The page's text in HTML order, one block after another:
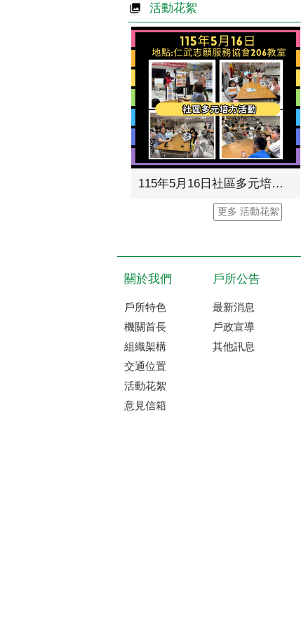
活動花絮
115年5月16日社區多元培力活動-檔案應用暨戶政業務宣導
更多 活動花絮
關於我們
戶所特色
機關首長
組織架構
交通位置
活動花絮
意見信箱
戶所公告
最新消息
戶政宣導
其他訊息